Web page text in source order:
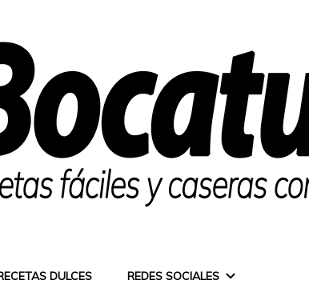
DULCES REDES SOCIALES